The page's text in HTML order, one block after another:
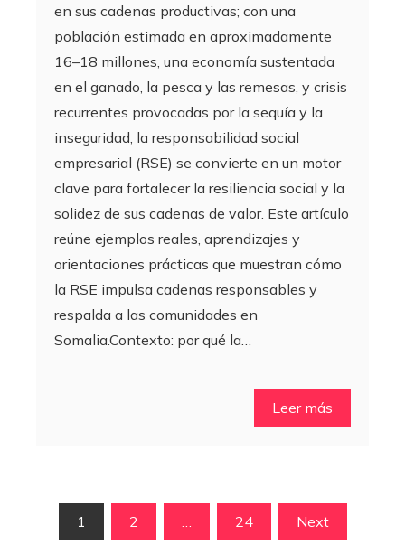
en sus cadenas productivas; con una
población estimada en aproximadamente
16–18 millones, una economía sustentada
en el ganado, la pesca y las remesas, y crisis
recurrentes provocadas por la sequía y la
inseguridad, la responsabilidad social
empresarial (RSE) se convierte en un motor
clave para fortalecer la resiliencia social y la
solidez de sus cadenas de valor. Este artículo
reúne ejemplos reales, aprendizajes y
orientaciones prácticas que muestran cómo
la RSE impulsa cadenas responsables y
respalda a las comunidades en
Somalia.Contexto: por qué la…
Leer más
Paginación
1 2 24 Next